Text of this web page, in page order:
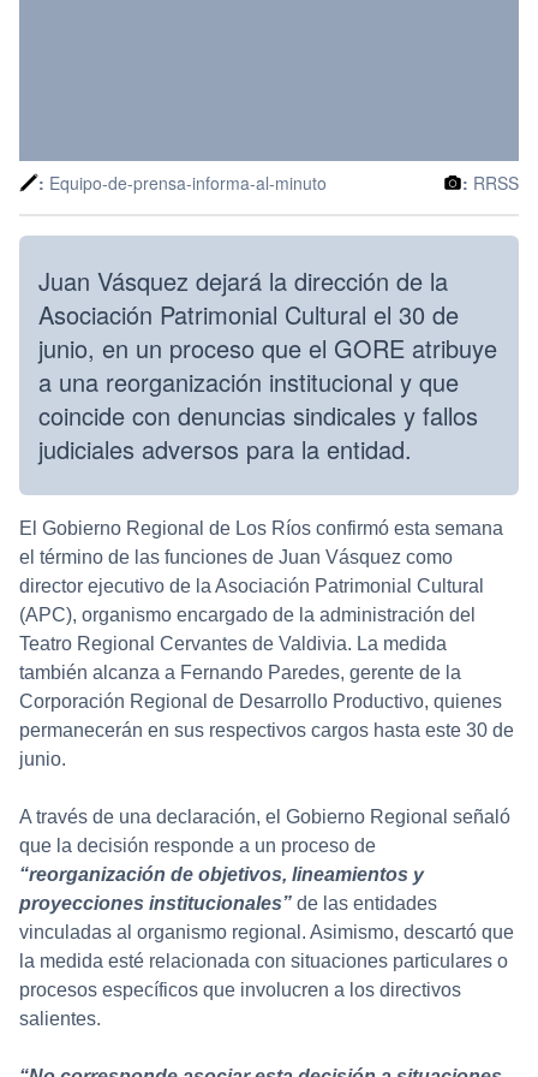
: Equipo-de-prensa-informa-al-minuto : RRSS
Juan Vásquez dejará la dirección de la
Asociación Patrimonial Cultural el 30 de
junio, en un proceso que el GORE atribuye
a una reorganización institucional y que
coincide con denuncias sindicales y fallos
judiciales adversos para la entidad.
El Gobierno Regional de Los Ríos confirmó esta semana
el término de las funciones de Juan Vásquez como
director ejecutivo de la Asociación Patrimonial Cultural
(APC), organismo encargado de la administración del
Teatro Regional Cervantes de Valdivia. La medida
también alcanza a Fernando Paredes, gerente de la
Corporación Regional de Desarrollo Productivo, quienes
permanecerán en sus respectivos cargos hasta este 30 de
junio.
A través de una declaración, el Gobierno Regional señaló
que la decisión responde a un proceso de
“reorganización de objetivos, lineamientos y
proyecciones institucionales” de las entidades
vinculadas al organismo regional. Asimismo, descartó que
la medida esté relacionada con situaciones particulares o
procesos específicos que involucren a los directivos
salientes.